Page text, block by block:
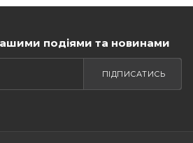
подіями та новинами
ПІДПИСАТИСЬ